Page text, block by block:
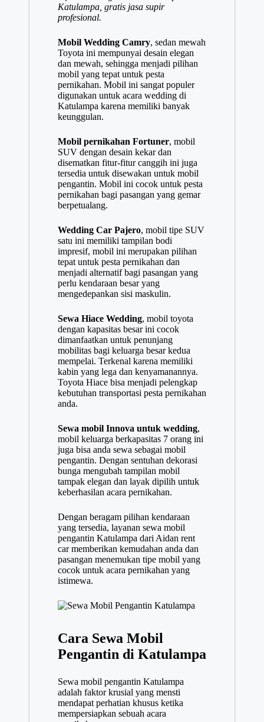
Katulampa, gratis jasa supir
profesional.
Mobil Wedding Camry, sedan mewah
Toyota ini mempunyai desain elegan
dan mewah, sehingga menjadi pilihan
mobil yang tepat untuk pesta
pernikahan. Mobil ini sangat populer
digunakan untuk acara wedding di
Katulampa karena memiliki banyak
keunggulan.
Mobil pernikahan Fortuner, mobil
SUV dengan desain kekar dan
disematkan fitur-fitur canggih ini juga
tersedia untuk disewakan untuk mobil
pengantin. Mobil ini cocok untuk pesta
pernikahan bagi pasangan yang gemar
berpetualang.
Wedding Car Pajero, mobil tipe SUV
satu ini memiliki tampilan bodi
impresif, mobil ini merupakan pilihan
tepat untuk pesta pernikahan dan
menjadi alternatif bagi pasangan yang
perlu kendaraan besar yang
mengedepankan sisi maskulin.
Sewa Hiace Wedding, mobil toyota
dengan kapasitas besar ini cocok
dimanfaatkan untuk penunjang
mobilitas bagi keluarga besar kedua
mempelai. Terkenal karena memiliki
kabin yang lega dan kenyamanannya.
Toyota Hiace bisa menjadi pelengkap
kebutuhan transportasi pesta pernikahan
anda.
Sewa mobil Innova untuk wedding,
mobil keluarga berkapasitas 7 orang ini
juga bisa anda sewa sebagai mobil
pengantin. Dengan sentuhan dekorasi
bunga mengubah tampilan mobil
tampak elegan dan layak dipilih untuk
keberhasilan acara pernikahan.
Dengan beragam pilihan kendaraan
yang tersedia, layanan sewa mobil
pengantin Katulampa dari Aidan rent
car memberikan kemudahan anda dan
pasangan menemukan tipe mobil yang
cocok untuk acara pernikahan yang
istimewa.
Cara Sewa Mobil
Pengantin di Katulampa
Sewa mobil pengantin Katulampa
adalah faktor krusial yang mensti
mendapat perhatian khusus ketika
mempersiapkan sebuah acara